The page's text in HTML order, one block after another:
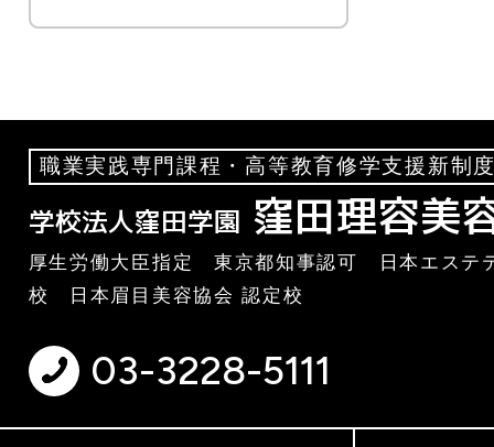
職業実践専門課程・高等教育修学支援新制
学校法人窪田学園 窪田理容美
厚生労働大臣指定 東京都知事認可 日本エステ
校 日本眉目美容協会 認定校
03-3228-5111